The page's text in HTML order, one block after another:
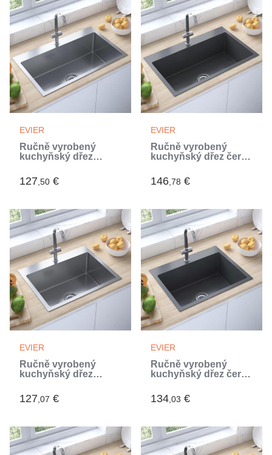
EVIER
Ručně vyrobený
kuchyňský dřez
(Argent)
127,50 €
EVIER
Ručně vyrobený
kuchyňský dřez černý
146,78 €
EVIER
Ručně vyrobený
kuchyňský dřez
(Argent)
127,07 €
EVIER
Ručně vyrobený
kuchyňský dřez černý
134,03 €